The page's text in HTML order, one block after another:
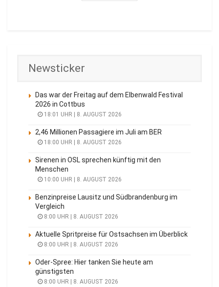
Newsticker
Das war der Freitag auf dem Elbenwald Festival
2026 in Cottbus
18:01 UHR | 8. AUGUST 2026
2,46 Millionen Passagiere im Juli am BER
18:00 UHR | 8. AUGUST 2026
Sirenen in OSL sprechen künftig mit den
Menschen
10:00 UHR | 8. AUGUST 2026
Benzinpreise Lausitz und Südbrandenburg im
Vergleich
8:00 UHR | 8. AUGUST 2026
Aktuelle Spritpreise für Ostsachsen im Überblick
8:00 UHR | 8. AUGUST 2026
Oder-Spree: Hier tanken Sie heute am
günstigsten
8:00 UHR | 8. AUGUST 2026